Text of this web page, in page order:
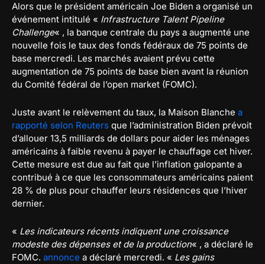
Alors que le président américain Joe Biden a organisé un
événement intitulé « Infrastructure Talent Pipeline
Challenge« , la banque centrale du pays a augmenté une
nouvelle fois le taux des fonds fédéraux de 75 points de
base mercredi. Les marchés avaient prévu cette
augmentation de 75 points de base bien avant la réunion
du Comité fédéral de l’open market (FOMC).
Juste avant le relèvement du taux, la Maison Blanche a
rapporté selon Reuters que l’administration Biden prévoit
d’allouer 13,5 milliards de dollars pour aider les ménages
américains à faible revenu à payer le chauffage cet hiver.
Cette mesure est due au fait que l’inflation galopante a
contribué à ce que les consommateurs américains paient
28 % de plus pour chauffer leurs résidences que l’hiver
dernier.
« Les indicateurs récents indiquent une croissance
modeste des dépenses et de la production« , a déclaré le
FOMC. annonce a déclaré mercredi. « Les gains